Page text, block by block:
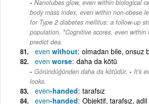
Nanotubes glow, even within biological
body mass index, even within non-obese
for Type 2 diabetes mellitus: a follow-up
population. *Cognitive scores, even within
predict dea.
even without olmadan bile, onsuz
even worse daha da kötü
Göründüğünden daha da kötüdür. - It's
looks.
even-handed tarafsız
even-handed Objektif, tarafsız, adil